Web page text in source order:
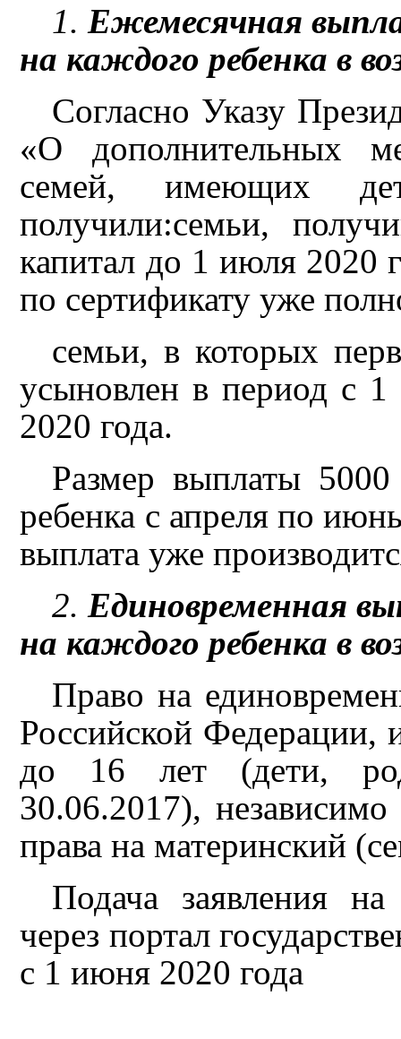
1.Ежемесячная
на каждого ребенка в
Согласно Указу
«О дополнительных
семей, имеющих
получили:семьи,
капитал до 1 июля 2020
по сертификату уже
семьи, в которых
усыновлен в период с 1
2020 года.
Размер выплаты
ребенка с апреля по
выплата уже
2.Единовременная
на каждого ребенка в
Право на
Российской Федерации,
до 16 лет (дети,
30.06.2017),
права на материнский
Подача заявления на
через портал
с 1 июня 2020 года